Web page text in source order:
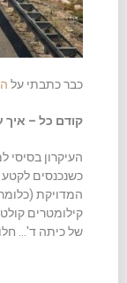
כבר כתבתי על
קודם כל – איך
העיקרון
כשנכנסים
המדויקת
קילומטרים
של כיתה ד'…